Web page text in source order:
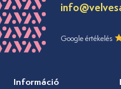
Google értékelés
Információ